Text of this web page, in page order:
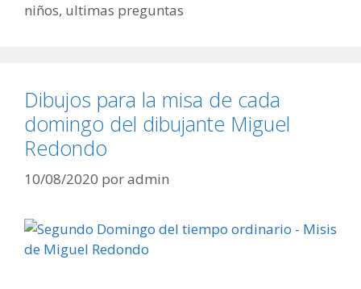
niños, ultimas preguntas
Dibujos para la misa de cada
domingo del dibujante Miguel
Redondo
10/08/2020 poradmin